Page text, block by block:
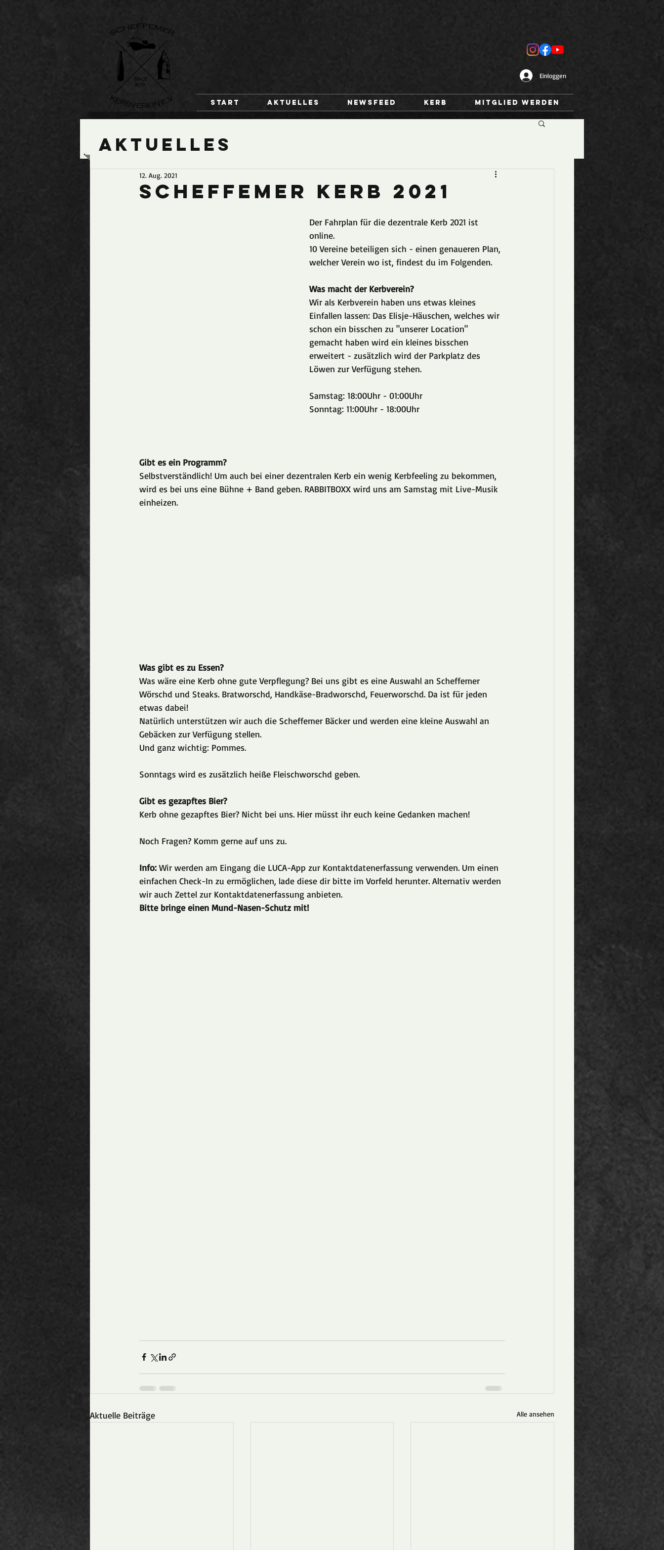
Einloggen
Start Aktuelles Newsfeed Kerb Mitglied werden
Scheffemer Kerb 2021
12. Aug. 2021
Der Fahrplan für die dezentrale Kerb 2021 ist
online.
10 Vereine beteiligen sich - einen genaueren Plan,
welcher Verein wo ist, findest du im Folgenden.
Was macht der Kerbverein?
Wir als Kerbverein haben uns etwas kleines
Einfallen lassen: Das Elisje-Häuschen, welches wir
schon ein bisschen zu "unserer Location"
gemacht haben wird ein kleines bisschen
erweitert - zusätzlich wird der Parkplatz des
Löwen zur Verfügung stehen.
Samstag: 18:00Uhr - 01:00Uhr
Sonntag: 11:00Uhr - 18:00Uhr
Gibt es ein Programm?
Selbstverständlich! Um auch bei einer dezentralen Kerb ein wenig Kerbfeeling zu bekommen,
wird es bei uns eine Bühne + Band geben. RABBITBOXX wird uns am Samstag mit Live-Musik
einheizen.
Was gibt es zu Essen?
Was wäre eine Kerb ohne gute Verpflegung? Bei uns gibt es eine Auswahl an Scheffemer
Wörschd und Steaks. Bratworschd, Handkäse-Bradworschd, Feuerworschd. Da ist für jeden
etwas dabei!
Natürlich unterstützen wir auch die Scheffemer Bäcker und werden eine kleine Auswahl an
Gebäcken zur Verfügung stellen.
Und ganz wichtig: Pommes.
Sonntags wird es zusätzlich heiße Fleischworschd geben.
Gibt es gezapftes Bier?
Kerb ohne gezapftes Bier? Nicht bei uns. Hier müsst ihr euch keine Gedanken machen!
Noch Fragen? Komm gerne auf uns zu.
Info: Wir werden am Eingang die LUCA-App zur Kontaktdatenerfassung verwenden. Um einen
einfachen Check-In zu ermöglichen, lade diese dir bitte im Vorfeld herunter. Alternativ werden
wir auch Zettel zur Kontaktdatenerfassung anbieten.
Bitte bringe einen Mund-Nasen-Schutz mit!
Aktuelle Beiträge Alle ansehen
Aktuelles